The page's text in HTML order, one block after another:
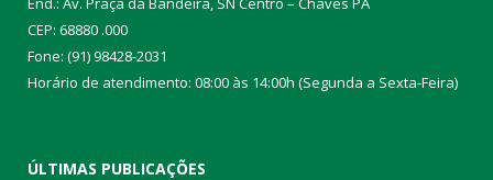
CEP: 68880 .000
Fone: (91) 98428-2031
Horário de atendimento: 08:00 às 14:00h (Segunda a Sexta-Feira)
ÚLTIMAS PUBLICAÇÕES